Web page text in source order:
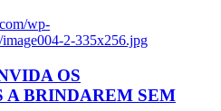
wp-
2-335x256.jpg
OS
A BRINDAREM SEM